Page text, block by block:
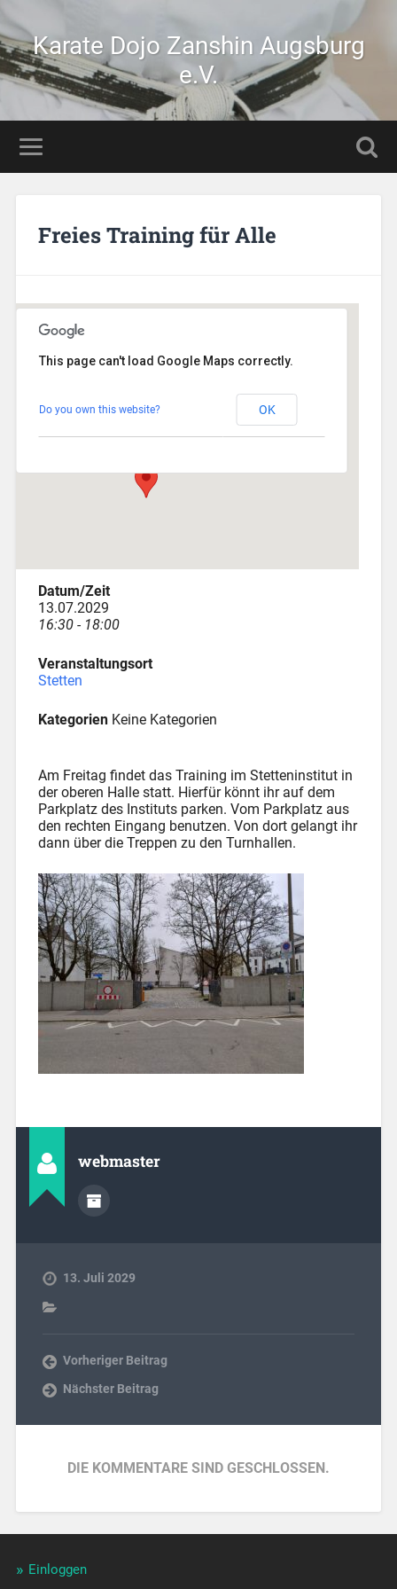
Karate Dojo Zanshin Augsburg
e.V.
Freies Training für Alle
Veranstaltungen
This page can't load Google Maps correctly.
Do you own this website? OK
Datum/Zeit
13.07.2029
16:30 - 18:00
Veranstaltungsort
Stetten
KategorienKeine Kategorien
Am Freitag findet das Training im Stetteninstitut in
der oberen Halle statt. Hierfür könnt ihr auf dem
Parkplatz des Instituts parken. Vom Parkplatz aus
den rechten Eingang benutzen. Von dort gelangt ihr
dann über die Treppen zu den Turnhallen.
webmaster
13. Juli 2029
Vorheriger Beitrag
Nächster Beitrag
DIE KOMMENTARE SIND GESCHLOSSEN.
Einloggen